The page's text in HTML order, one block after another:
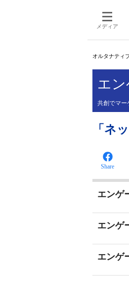
メディア
オルタナティ
エ
共創でマー
「ネ
Share
エンゲ
エンゲ
エンゲ